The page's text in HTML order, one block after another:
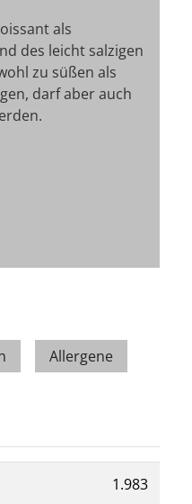
als
des leicht salzigen
zu süßen als
darf aber auch
Allergene
1.983